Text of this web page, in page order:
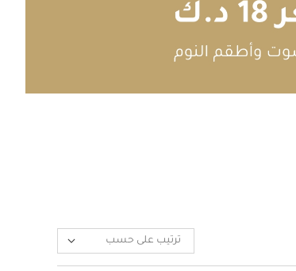
ترتيب على حسب